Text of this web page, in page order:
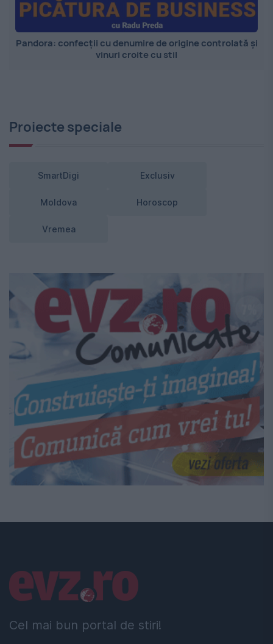
Pandora: confecții cu denumire de origine controlată și
vinuri croite cu stil
Proiecte speciale
SmartDigi Exclusiv
Moldova Horoscop
Vremea
Cel mai bun portal de stiri!
Linkuri utile